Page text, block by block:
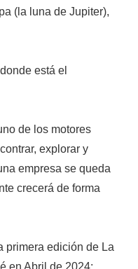
(la luna de Jupiter),
está el
de los motores
explorar y
empresa se queda
crecerá de forma
primera edición de La
en Abril de 2024: